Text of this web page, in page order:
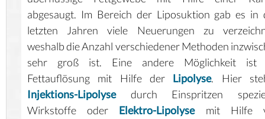
abgesaugt. Im Bereich der Liposuktion gab es in
letzten Jahren viele Neuerungen zu
weshalb die Anzahl verschiedener Methoden
sehr groß ist. Eine andere Möglichkeit ist
Fettauflösung mit Hilfe der Lipolyse. Hier
Injektions-Lipolyse durch Einspritzen
Wirkstoffe oder Elektro-Lipolysemit Hilfe